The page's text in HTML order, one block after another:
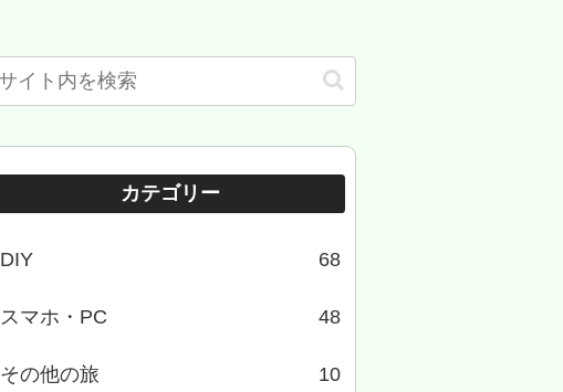
カテゴリー
DIY 68
スマホ・PC 48
その他の旅 10